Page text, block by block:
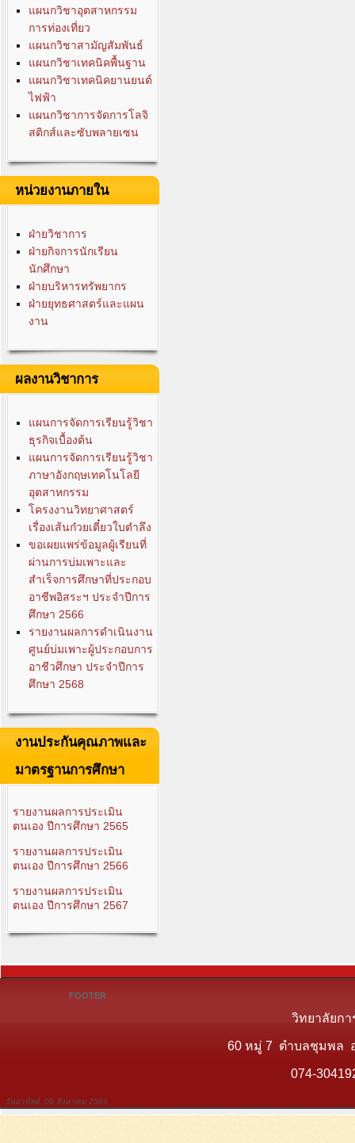
แผนกวิชาอุตสาหกรรม
การท่องเที่ยว
แผนกวิชาสามัญสัมพันธ์
แผนกวิชาเทคนิคพื้นฐาน
แผนกวิชาเทคนิคยานยนต์
ไฟฟ้า
แผนกวิชาการจัดการโลจิ
สติกส์และซับพลายเซน
หน่วยงานภายใน
ฝ่ายวิชาการ
ฝ่ายกิจการนักเรียน
นักศึกษา
ฝ่ายบริหารทรัพยากร
ฝ่ายยุทธศาสตร์และแผน
งาน
ผลงานวิชาการ
แผนการจัดการเรียนรู้วิชา
ธุรกิจเบื้องต้น
แผนการจัดการเรียนรู้วิชา
ภาษาอังกฤษเทคโนโลยี
อุตสาหกรรม
โครงงานวิทยาศาสตร์
เรื่องเส้นก๋วยเตี๋ยวใบตำลึง
ขอเผยแพร่ข้อมูลผู้เรียนที่
ผ่านการบ่มเพาะและ
สำเร็จการศึกษาที่ประกอบ
อาชีพอิสระฯ ประจำปีการ
ศึกษา 2566
รายงานผลการดำเนินงาน
ศูนย์บ่มเพาะผู้ประกอบการ
อาชีวศึกษา ประจำปีการ
ศึกษา 2568
งานประกันคุณภาพและ
มาตรฐานการศึกษา
รายงานผลการประเมิน
ตนเอง ปีการศึกษา 2565
รายงานผลการประเมิน
ตนเอง ปีการศึกษา 2566
รายงานผลการประเมิน
ตนเอง ปีการศึกษา 2567
FOOTER
วิทยาลัยกา
60 หมู่ 7 ตำบลชุมพล อ
074-
วันอาทิตย์, 09 สิงหาคม 2569